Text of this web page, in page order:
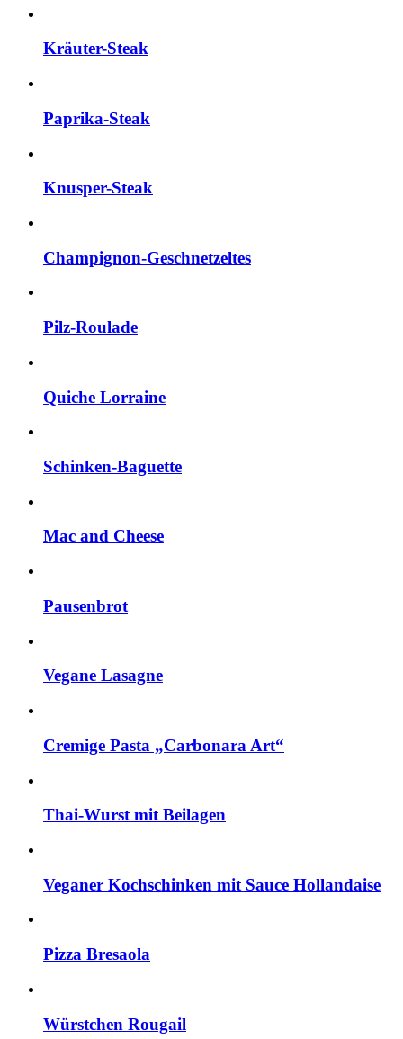
Kräuter-Steak
Paprika-Steak
Knusper-Steak
Champignon-Geschnetzeltes
Pilz-Roulade
Quiche Lorraine
Schinken-Baguette
Mac and Cheese
Pausenbrot
Vegane Lasagne
Cremige Pasta „Carbonara Art“
Thai-Wurst mit Beilagen
Veganer Kochschinken mit Sauce Hollandaise
Pizza Bresaola
Würstchen Rougail